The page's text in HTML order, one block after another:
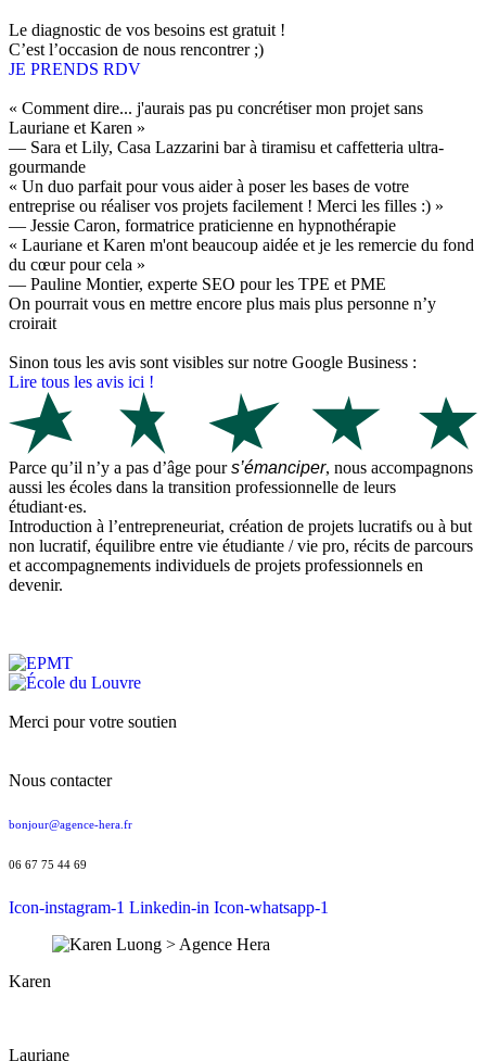
Le diagnostic de vos besoins est gratuit !
C’est l’occasion de nous rencontrer ;)
JE PRENDS RDV
« Comment dire... j'aurais pas pu concrétiser mon projet sans
Lauriane et Karen »
— Sara et Lily, Casa Lazzarini bar à tiramisu et caffetteria ultra-
gourmande
« Un duo parfait pour vous aider à poser les bases de votre
entreprise ou réaliser vos projets facilement ! Merci les filles :) »
— Jessie Caron, formatrice praticienne en hypnothérapie
« Lauriane et Karen m'ont beaucoup aidée et je les remercie du fond
du cœur pour cela »
— Pauline Montier, experte SEO pour les TPE et PME
On pourrait vous en mettre encore plus mais plus personne n’y
croirait
Sinon tous les avis sont visibles sur notre Google Business :
Lire tous les avis ici !
Parce qu’il n’y a pas d’âge pours’émanciper, nous accompagnons
aussi les écoles dans la transition professionnelle de leurs
étudiant·es.
Introduction à l’entrepreneuriat, création de projets lucratifs ou à but
non lucratif, équilibre entre vie étudiante / vie pro, récits de parcours
et accompagnements individuels de projets professionnels en
devenir.
Merci pour votre soutien
Nous contacter
bonjour@agence-hera.fr
06 67 75 44 69
Icon-instagram-1 Linkedin-in Icon-whatsapp-1
Karen
Lauriane